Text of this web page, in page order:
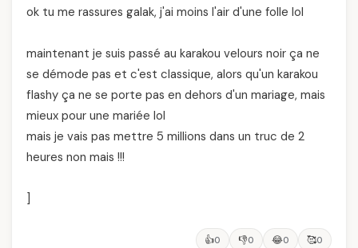
ok tu me rassures galak, j'ai moins l'air d'une folle lol
maintenant je suis passé au karakou velours noir ça ne
se démode pas et c'est classique, alors qu'un karakou
flashy ça ne se porte pas en dehors d'un mariage, mais
mieux pour une mariée lol
mais je vais pas mettre 5 millions dans un truc de 2
heures non mais !!!
👍0 👎0 😂0 🥰0